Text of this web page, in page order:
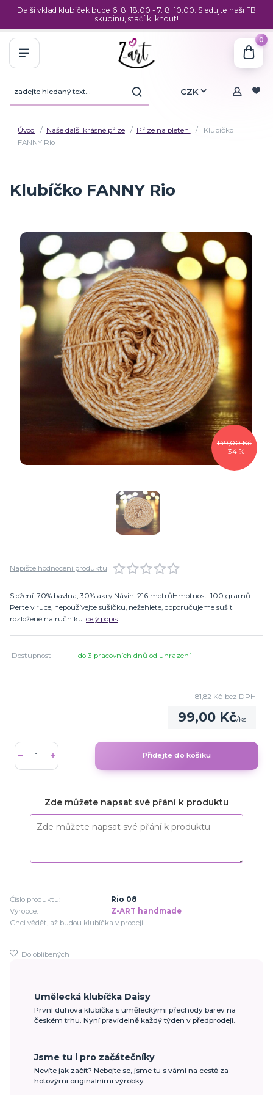
Další vklad klubíček bude 6. 8. 18:00 - 7. 8. 10:00. Sledujte naši FB
skupinu, stačí kliknout!
CZK
0
Úvod Naše další krásné příze Příze na pletení
Klubíčko
FANNY Rio
Klubíčko FANNY Rio
149,00 Kč
- 34 %
Napište hodnocení produktu
Složení: 70% bavlna, 30% akrylNávin: 216 metrůHmotnost: 100 gramů
Perte v ruce, nepoužívejte sušičku, nežehlete, doporučujeme sušit
rozložené na ručníku. celý popis
Dostupnost do 3 pracovních dnů od uhrazení
99,00 Kč/ks
81,82 Kč bez DPH
Přidejte do košíku
Zde můžete napsat své přání k produktu
Číslo produktu:
Rio 08
Výrobce:
Z-ART handmade
Chci vědět, až budou klubíčka v prodeji
Do oblíbených
Umělecká klubíčka Daisy
První duhová klubíčka s uměleckými přechody barev na
českém trhu. Nyní pravidelně každý týden v předprodeji.
Jsme tu i pro začátečníky
Nevíte jak začít? Nebojte se, jsme tu s vámi na cestě za
hotovými originálními výrobky.